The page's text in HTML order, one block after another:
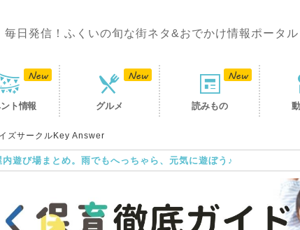
毎日発信！ふくいの旬な街ネタ&おでかけ情報ポータル
ト情報 グルメ 読みもの
イズサークルKey Answer
遊び場まとめ。雨でもへっちゃら、元気に遊ぼう♪